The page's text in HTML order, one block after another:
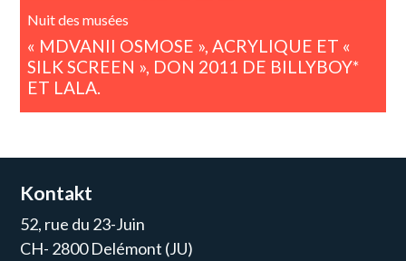
Nuit des musées
« MDVANII OSMOSE », ACRYLIQUE ET «
SILK SCREEN », DON 2011 DE BILLYBOY*
ET LALA.
Kontakt
52, rue du 23-Juin
CH- 2800 Delémont (JU)